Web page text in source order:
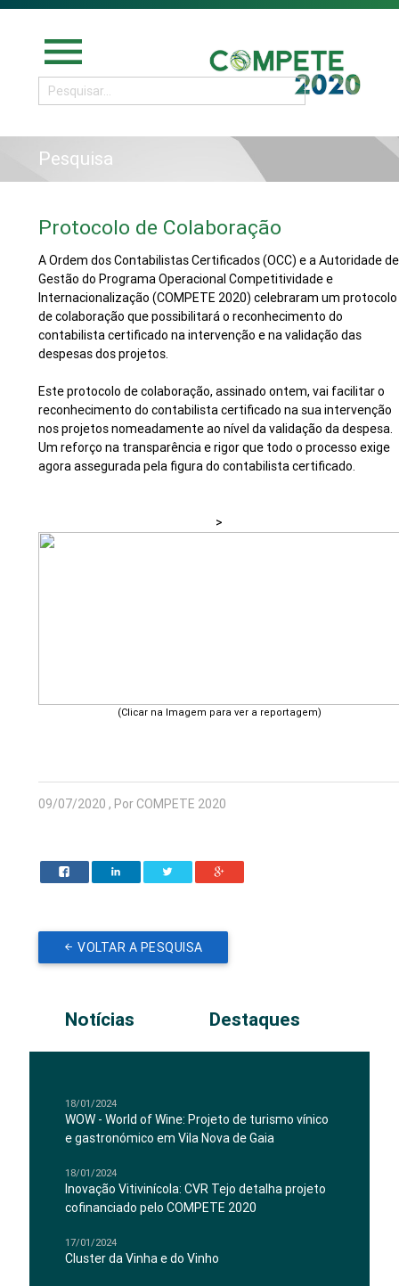
menu
Pesquisa
Protocolo de Colaboração
A Ordem dos Contabilistas Certificados (OCC) e a Autoridade de
Gestão do Programa Operacional Competitividade e
Internacionalização (COMPETE 2020) celebraram um protocolo
de colaboração que possibilitará o reconhecimento do
contabilista certificado na intervenção e na validação das
despesas dos projetos.
Este protocolo de colaboração, assinado ontem, vai facilitar o
reconhecimento do contabilista certificado na sua intervenção
nos projetos nomeadamente ao nível da validação da despesa.
Um reforço na transparência e rigor que todo o processo exige
agora assegurada pela figura do contabilista certificado.
>
(Clicar na Imagem para ver a reportagem)
09/07/2020 , Por COMPETE 2020
VOLTAR A PESQUISA
Notícias Destaques
18/01/2024
WOW - World of Wine: Projeto de turismo vínico
e gastronómico em Vila Nova de Gaia
18/01/2024
Inovação Vitivinícola: CVR Tejo detalha projeto
cofinanciado pelo COMPETE 2020
17/01/2024
Cluster da Vinha e do Vinho